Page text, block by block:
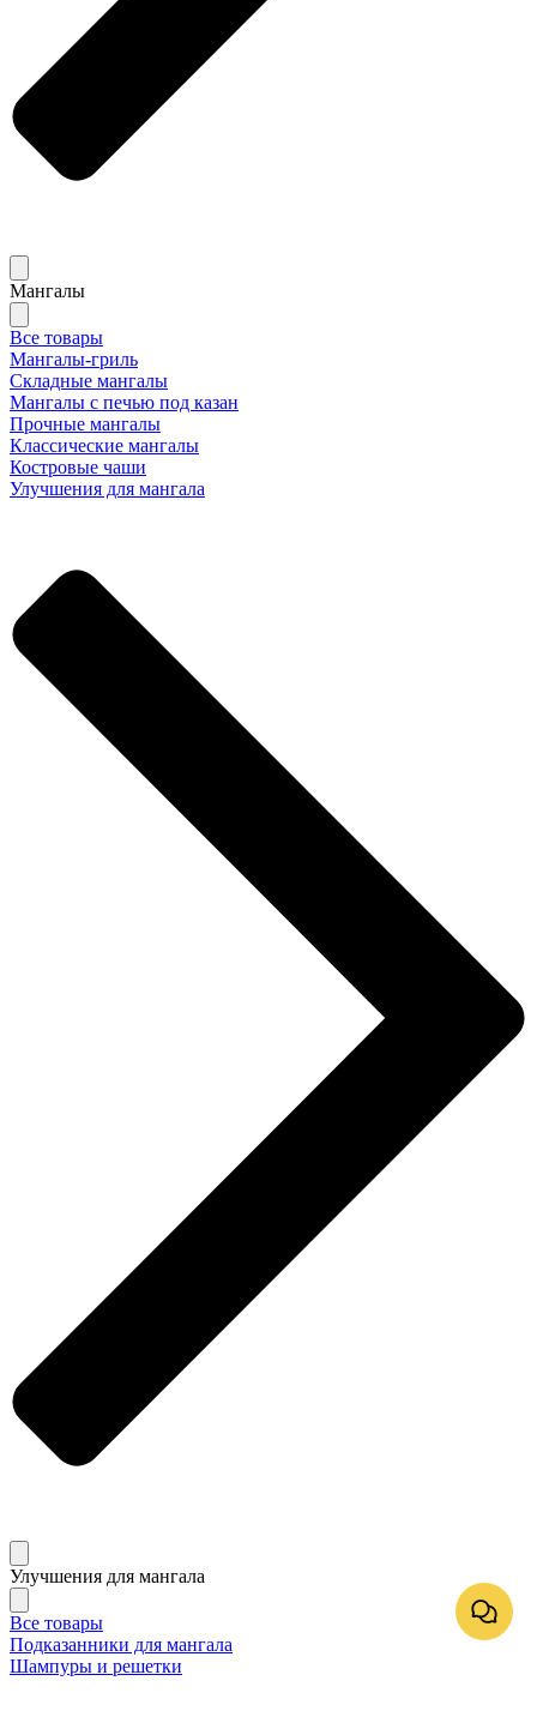
Мангалы
Все товары
Мангалы-гриль
Складные мангалы
Мангалы с печью под казан
Прочные мангалы
Классические мангалы
Костровые чаши
Улучшения для мангала
Улучшения для мангала
Все товары
Подказанники для мангала
Шампуры и решетки